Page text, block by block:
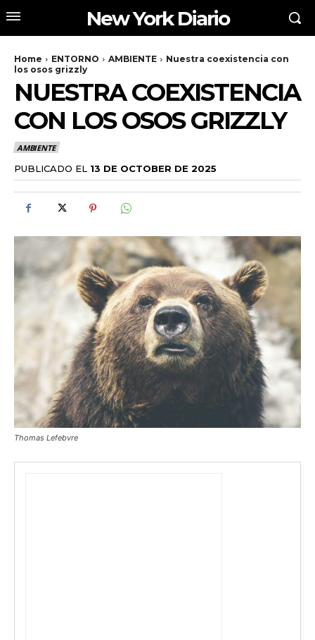
New York Diario
Home ENTORNO AMBIENTE
Nuestra coexistencia con
los osos grizzly
NUESTRA COEXISTENCIA
CON LOS OSOS GRIZZLY
AMBIENTE
PUBLICADO EL 13 DE OCTOBER DE 2025
Thomas Lefebvre